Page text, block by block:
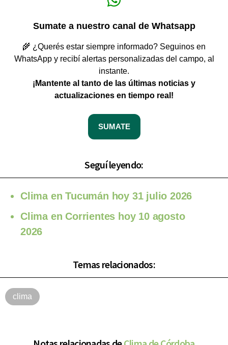
Sumate a nuestro canal de Whatsapp
🌾 ¿Querés estar siempre informado? Seguinos en
WhatsApp y recibí alertas personalizadas del campo, al
instante.
¡Mantente al tanto de las últimas noticias y
actualizaciones en tiempo real!
SUMATE
Seguí leyendo:
Clima en Tucumán hoy 31 julio 2026
Clima en Corrientes hoy 10 agosto
2026
Temas relacionados:
clima